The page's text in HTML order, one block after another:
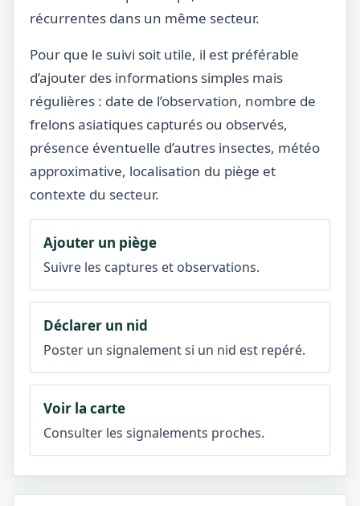
récurrentes dans un même secteur.
Pour que le suivi soit utile, il est préférable
d’ajouter des informations simples mais
régulières : date de l’observation, nombre de
frelons asiatiques capturés ou observés,
présence éventuelle d’autres insectes, météo
approximative, localisation du piège et
contexte du secteur.
Ajouter un piège
Suivre les captures et observations.
Déclarer un nid
Poster un signalement si un nid est repéré.
Voir la carte
Consulter les signalements proches.